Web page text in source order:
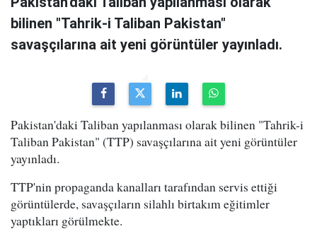
bilinen "Tahrik-i Taliban Pakistan"
savaşçılarına ait yeni görüntüler yayınladı.
Pakistan'daki Taliban yapılanması olarak bilinen "Tahrik-i
Taliban Pakistan" (TTP) savaşçılarına ait yeni görüntüler
yayınladı.
TTP'nin propaganda kanalları tarafından servis ettiği
görüntülerde, savaşçıların silahlı birtakım eğitimler
yaptıkları görülmekte.